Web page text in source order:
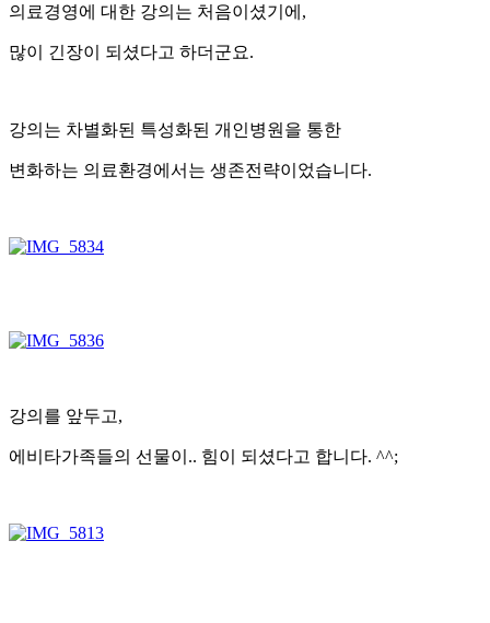
의료경영에 대한 강의는 처음이셨기에,
많이 긴장이 되셨다고 하더군요.
강의는 차별화된 특성화된 개인병원을 통한
변화하는 의료환경에서는 생존전략이었습니다.
강의를 앞두고,
에비타가족들의 선물이.. 힘이 되셨다고 합니다. ^^;